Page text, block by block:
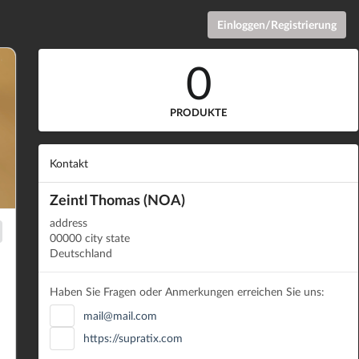
Einloggen/Registrierung
0
PRODUKTE
Kontakt
Zeintl Thomas (NOA)
address
00000 city state
Deutschland
Haben Sie Fragen oder Anmerkungen erreichen Sie uns:
mail@mail.com
https://supratix.com